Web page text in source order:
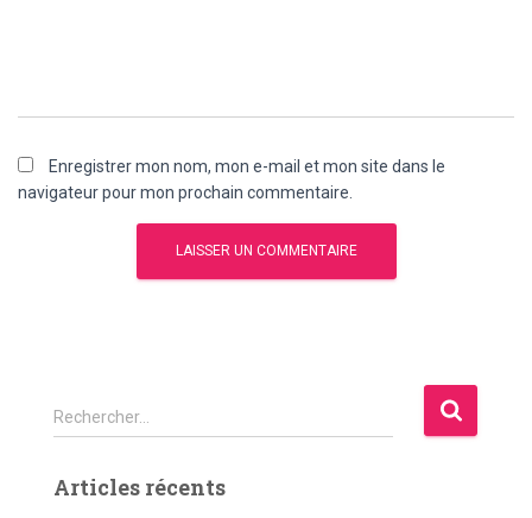
Enregistrer mon nom, mon e-mail et mon site dans le
navigateur pour mon prochain commentaire.
R
e
h
Rechercher…
Articles récents